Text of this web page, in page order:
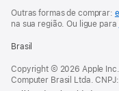
Outras formas de comprar:
na sua região. Ou ligue para
Brasil
Copyright © 2026 Apple
Computer Brasil Ltda.